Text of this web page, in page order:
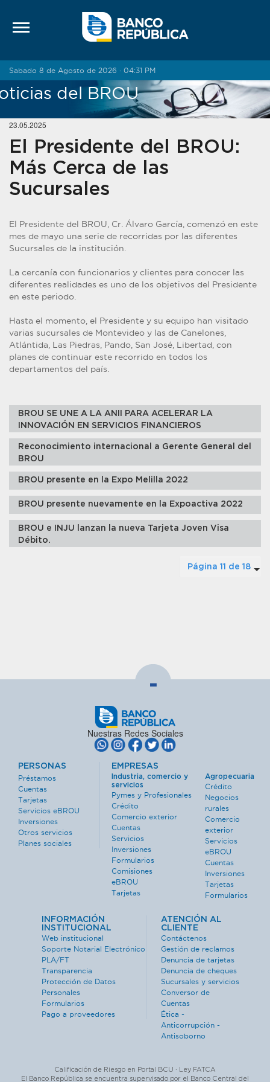
Sabado 8 de Agosto de 2026 · 04:31 PM
del BROU
23.05.2025
El Presidente del BROU:
Más Cerca de las
Sucursales
El Presidente del BROU, Cr. Álvaro García, comenzó en este
mes de mayo una serie de recorridas por las diferentes
Sucursales de la institución.
La cercanía con funcionarios y clientes para conocer las
diferentes realidades es uno de los objetivos del Presidente
en este periodo.
Hasta el momento, el Presidente y su equipo han visitado
varias sucursales de Montevideo y las de Canelones,
Atlántida, Las Piedras, Pando, San José, Libertad, con
planes de continuar este recorrido en todos los
departamentos del país.
BROU SE UNE A LA ANII PARA ACELERAR LA
INNOVACIÓN EN SERVICIOS FINANCIEROS
Reconocimiento internacional a Gerente General del
BROU
BROU presente en la Expo Melilla 2022
BROU presente nuevamente en la Expoactiva 2022
BROU e INJU lanzan la nueva Tarjeta Joven Visa
Débito.
Página 11 de 18
-
Nuestras Redes Sociales
PERSONAS
Préstamos
Cuentas
Tarjetas
Servicios eBROU
Inversiones
Otros servicios
Planes sociales
EMPRESAS
Industria, comercio y
servicios
Pymes y Profesionales
Crédito
Comercio exterior
Cuentas
Servicios
Inversiones
Formularios
Comisiones
eBROU
Tarjetas
Agropecuaria
Crédito
Negocios
rurales
Comercio
exterior
Servicios
eBROU
Cuentas
Inversiones
Tarjetas
Formularios
INFORMACIÓN
INSTITUCIONAL
Web institucional
Soporte Notarial Electrónico
PLA/FT
Transparencia
Protección de Datos
Personales
Formularios
Pago a proveedores
ATENCIÓN AL
CLIENTE
Contáctenos
Gestión de reclamos
Denuncia de tarjetas
Denuncia de cheques
Sucursales y servicios
Conversor de
Cuentas
Ética -
Anticorrupción -
Antisoborno
Calificación de Riesgo en Portal BCU · Ley FATCA
El Banco República se encuentra supervisado por el Banco Central del